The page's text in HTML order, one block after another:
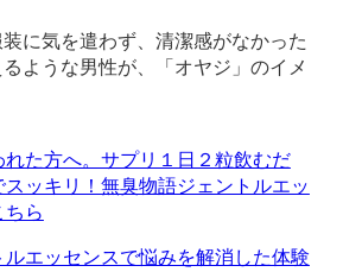
に気を遣わず、清潔感がなかった
ような男性が、「オヤジ」のイメ
た方へ。サプリ１日２粒飲むだ
ッキリ！無臭物語ジェントルエッ
ちら
エッセンスで悩みを解消した体験